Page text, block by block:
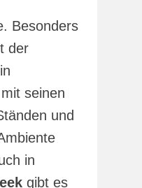
Besonders
der
seinen
und
in
gibt es